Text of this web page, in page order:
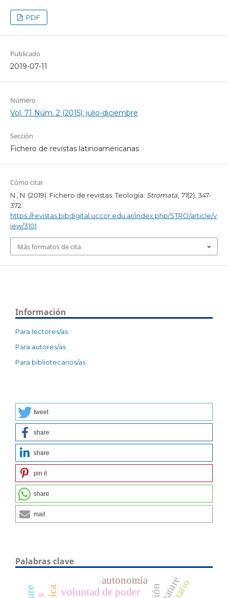
PDF
Publicado
2019-07-11
Número
Vol. 71 Núm. 2 (2015): julio-diciembre
Sección
Fichero de revistas latinoamericanas
Cómo citar
N., N. (2019). Fichero de revistas. Teología. Stromata, 71(2), 347-
372.
https://revistas.bibdigital.uccor.edu.ar/index.php/STRO/article/v
iew/3101
Más formatos de cita
Información
Para lectores/as
Para autores/as
Para bibliotecarios/as
tweet
share
share
pin it
share
mail
Palabras clave
voluntad de poder nature
autonomía